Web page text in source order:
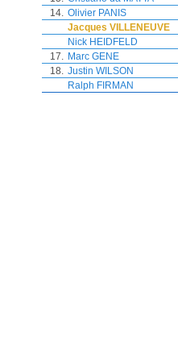
14. Olivier PANIS
Jacques VILLENEUVE
Nick HEIDFELD
17. Marc GENE
18. Justin WILSON
Ralph FIRMAN